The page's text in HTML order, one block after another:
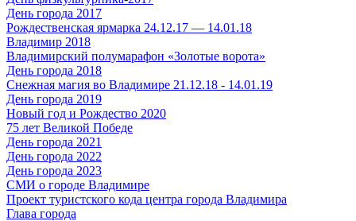
День города 2017
Рождественская ярмарка 24.12.17 — 14.01.18
Владимир 2018
Владимирский полумарафон «Золотые ворота»
День города 2018
Снежная магия во Владимире 21.12.18 - 14.01.19
День города 2019
Новый год и Рождество 2020
75 лет Великой Победе
День города 2021
День города 2022
День города 2023
СМИ о городе Владимире
Проект туристского кода центра города Владимира
Глава города